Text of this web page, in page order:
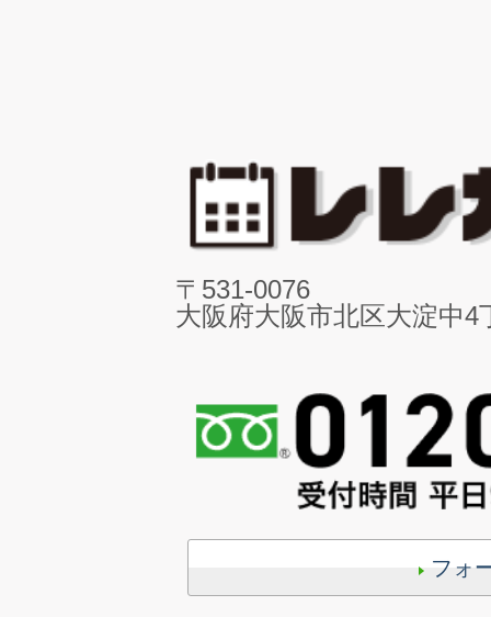
〒531-0076
大阪府大阪市北区大淀中4
フォ